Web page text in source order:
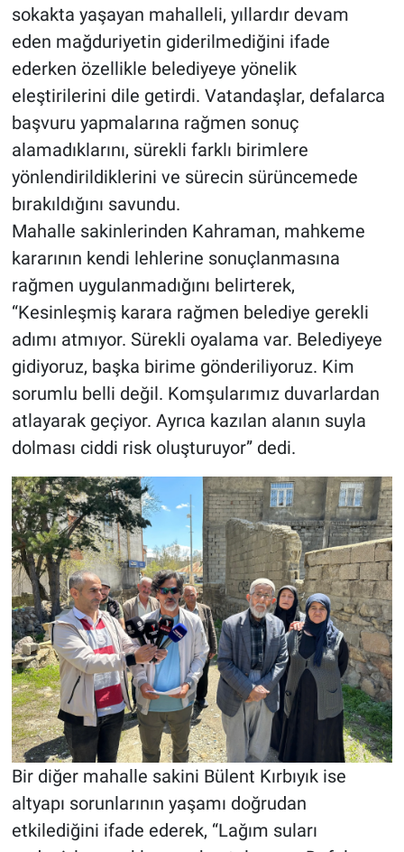
sokakta yaşayan mahalleli, yıllardır devam
eden mağduriyetin giderilmediğini ifade
ederken özellikle belediyeye yönelik
eleştirilerini dile getirdi. Vatandaşlar, defalarca
başvuru yapmalarına rağmen sonuç
alamadıklarını, sürekli farklı birimlere
yönlendirildiklerini ve sürecin sürüncemede
bırakıldığını savundu.
Mahalle sakinlerinden Kahraman, mahkeme
kararının kendi lehlerine sonuçlanmasına
rağmen uygulanmadığını belirterek,
“Kesinleşmiş karara rağmen belediye gerekli
adımı atmıyor. Sürekli oyalama var. Belediyeye
gidiyoruz, başka birime gönderiliyoruz. Kim
sorumlu belli değil. Komşularımız duvarlardan
atlayarak geçiyor. Ayrıca kazılan alanın suyla
dolması ciddi risk oluşturuyor” dedi.
Bir diğer mahalle sakini Bülent Kırbıyık ise
altyapı sorunlarının yaşamı doğrudan
etkilediğini ifade ederek, “Lağım suları